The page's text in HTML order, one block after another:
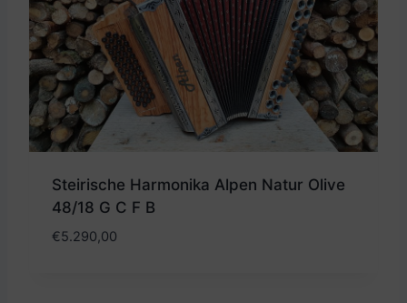
Steirische Harmonika Alpen Natur Olive
48/18 G C F B
€5.290,00